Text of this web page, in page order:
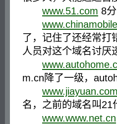
www.51.com 8
了，记住了还经常打
人员对这个域名讨厌
m.cn降了一级，
www.jiayuan.com
名，之前的域名叫21
www.www.net.cn